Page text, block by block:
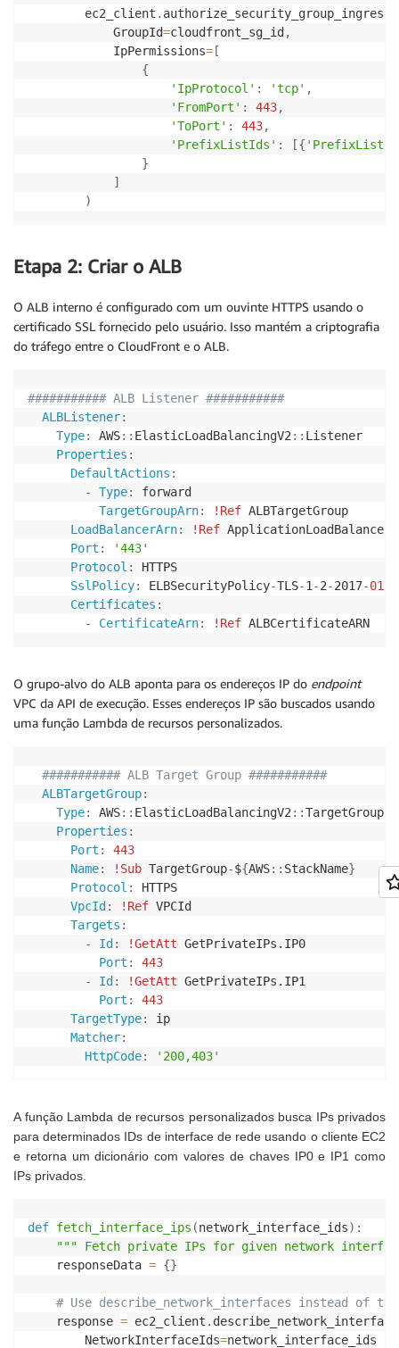
        ec2_client
. authorize_security_group_ingress
            GroupId
=cloudfront_sg_id ,
            IpPermissions
= [
{
'IpProtocol' : 'tcp' ,
'FromPort' : 443,
'ToPort' : 443,
'PrefixListIds' : [{
}
]
)
Etapa 2: Criar o ALB
O ALB interno é configurado com um ouvinte HTTPS usando o
certificado SSL fornecido pelo usuário. Isso mantém a criptografia
do tráfego entre o CloudFront e o ALB.
########### ALB Listener ###########
ALBListener:
Type: AWS: : ElasticLoadBalancingV2 : : Listener
Properties :
DefaultActions :
-
Type:
forward
TargetGroupArn: !Ref ALBTargetGroup
LoadBalancerArn: !Ref ApplicationLoadBalancer
Port :
'443'
Protocol :
HTTPS
SslPolicy: ELBSecurityPolicy-TLS-1 -2-2017-01
Certificates :
-
CertificateArn: !Ref ALBCertificateARN
O grupo-alvo do ALB aponta para os endereços IP do endpoint
VPC da API de execução. Esses endereços IP são buscados usando
uma função Lambda de recursos personalizados.
########### ALB Target Group ###########
ALBTargetGroup:
Type: AWS: : ElasticLoadBalancingV2 : :TargetGroup
Properties :
Port :
443
Name: !Sub TargetGroup-${AWS: : StackName}
Protocol :
HTTPS
VpcId : !Ref VPCId
Targets :
-
Id : !GetAtt GetPrivateIPs.IP0
Port :
443
-
Id : !GetAtt GetPrivateIPs.IP1
Port :
443
TargetType:
ip
Matcher:
HttpCode: '200,403'
A função Lambda de recursos personalizados busca IPs privados
para determinados IDs de interface de rede usando o cliente EC2
e retorna um dicionário com valores de chaves IP0 e IP1 como
IPs privados.
def fetch_interface_ips (network_interface_ids) :
""" Fetch private IPs for given network
    responseData
= {}
# Use describe_network_interfaces instead of the
    response
= ec2_client .
        NetworkInterfaceIds
=network_interface_ids